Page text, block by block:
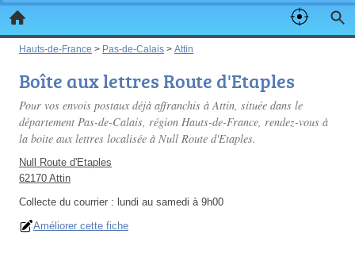
Hauts-de-France > Pas-de-Calais > Attin
Boîte aux lettres Route d'Etaples
Pour vos envois postaux déjà affranchis à Attin, située dans le
département Pas-de-Calais, région Hauts-de-France, rendez-vous à
la boite aux lettres localisée à Null Route d'Etaples.
Null Route d'Etaples
62170 Attin
Collecte du courrier : lundi au samedi à 9h00
Améliorer cette fiche